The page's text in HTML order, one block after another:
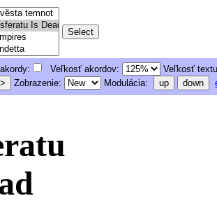
akordy: Veľkosť akordov:
Veľkosť
Zobrazenie: Modulácia: up down